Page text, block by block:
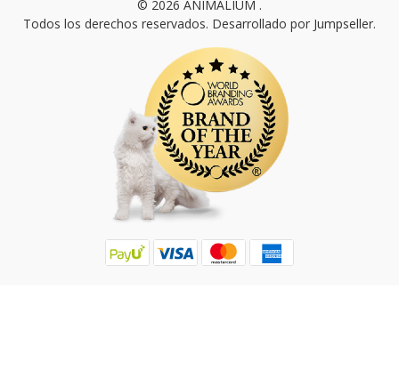
© 2026 ANIMALIUM .
Todos los derechos reservados. Desarrollado por Jumpseller.